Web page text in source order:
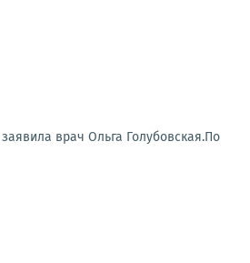
врач Ольга Голубовская.По